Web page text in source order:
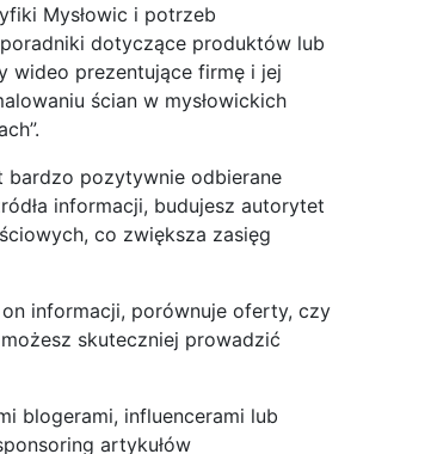
Mysłowic i potrzeb
dotyczące produktów lub
wideo prezentujące firmę i jej
ścian w mysłowickich
bardzo pozytywnie odbierane
informacji, budujesz autorytet
co zwiększa zasięg
informacji, porównuje oferty, czy
skuteczniej prowadzić
blogerami, influencerami lub
artykułów